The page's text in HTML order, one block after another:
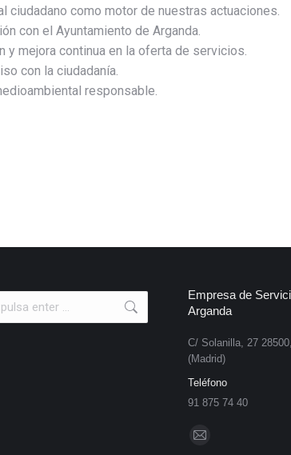
ciudadano como motor de nuestras actuaciones.
con el Ayuntamiento de Arganda.
y mejora continua en la oferta de servicios.
con la ciudadanía.
responsable.
Empresa de
Arganda
C/ Solanilla, 27
(Madrid)
Teléfono
91 875 74 40
Find us on:
Mail